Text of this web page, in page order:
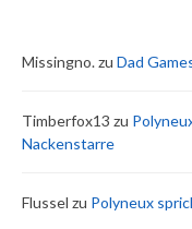
Missingno.zu Dad
Timberfox13 zu
Nackenstarre
Flussel zu Polyneux